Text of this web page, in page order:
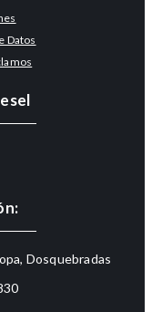
Datos
Dosquebradas